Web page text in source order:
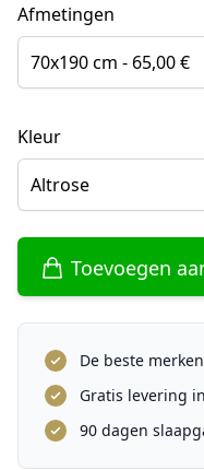
Afmetingen
70x190 cm - 65,00 €
Kleur
Altrose
Toevoegen
De beste
Gratis levering
90 dagen